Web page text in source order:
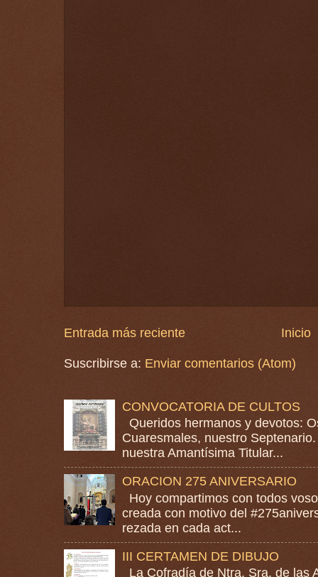
Entrada más reciente Inicio
Suscribirse a: Enviar comentarios (Atom)
CONVOCATORIA DE CULTOS
Queridos hermanos y devotos:
Cuaresmales, nuestro
nuestra Amantísima Titular...
ORACION 275 ANIVERSARIO
Hoy compartimos con todos
creada con motivo del
rezada en cada act...
III CERTAMEN DE DIBUJO
La Cofradía de Ntra. Sra. de las